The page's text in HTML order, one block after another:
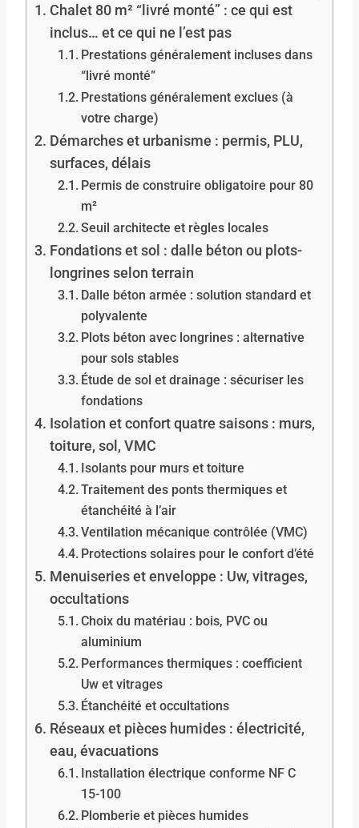
Chalet 80 m² “livré monté” : ce qui est
inclus… et ce qui ne l’est pas
Prestations généralement incluses dans
“livré monté”
Prestations généralement exclues (à
votre charge)
Démarches et urbanisme : permis, PLU,
surfaces, délais
Permis de construire obligatoire pour 80
m²
Seuil architecte et règles locales
Fondations et sol : dalle béton ou plots-
longrines selon terrain
Dalle béton armée : solution standard et
polyvalente
Plots béton avec longrines : alternative
pour sols stables
Étude de sol et drainage : sécuriser les
fondations
Isolation et confort quatre saisons : murs,
toiture, sol, VMC
Isolants pour murs et toiture
Traitement des ponts thermiques et
étanchéité à l’air
Ventilation mécanique contrôlée (VMC)
Protections solaires pour le confort d’été
Menuiseries et enveloppe : Uw, vitrages,
occultations
Choix du matériau : bois, PVC ou
aluminium
Performances thermiques : coefficient
Uw et vitrages
Étanchéité et occultations
Réseaux et pièces humides : électricité,
eau, évacuations
Installation électrique conforme NF C
15-100
Plomberie et pièces humides